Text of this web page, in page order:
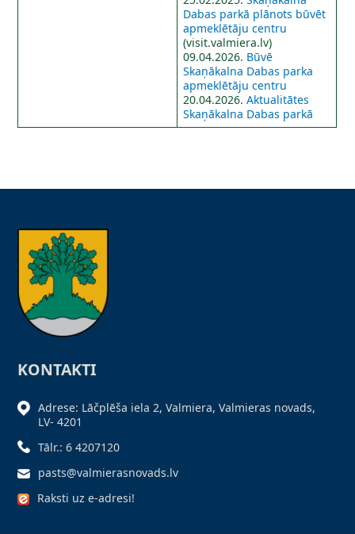
Dabas parkā plānots būvēt
apmeklētāju centru
(visit.valmiera.lv)
09.04.2026. Būvē
Skaņākalna Dabas parka
apmeklētāju centru
20.04.2026.Aktualitātes
Skaņākalna Dabas parkā
KONTAKTI
Adrese: Lāčplēša iela 2, Valmiera, Valmieras novads,
LV- 4201
Tālr.: 6 4207120
pasts@valmierasnovads.lv
Raksti uz e-adresi!